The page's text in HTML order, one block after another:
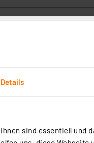
Details
sind essentiell und
ist dimmbar, kann gesteckt
Verarbeitung.